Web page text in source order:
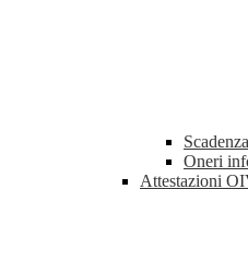
Oneri
Attestazioni